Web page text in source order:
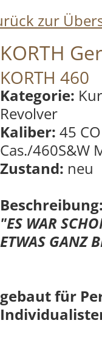
zur
KORTH
KORTH 460
Kategorie:
Revolver
Kaliber: 45
Cas./460S&W
Zustand: neu
"ES WAR
ETWAS GANZ
gebaut für